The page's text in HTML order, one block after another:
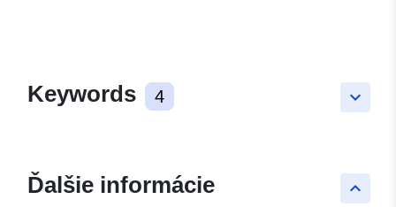
keyboard_arrow_down
Keywords 4
keyboard_arrow_up
Ďalšie informácie